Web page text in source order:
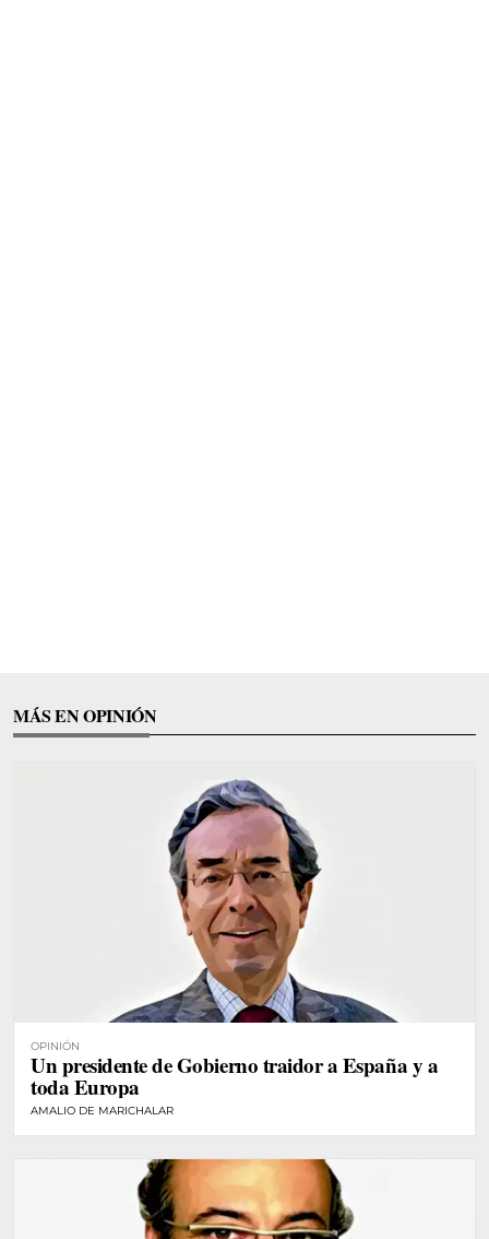
MÁS EN OPINIÓN
OPINIÓN
Un presidente de Gobierno traidor a España y a
toda Europa
AMALIO DE MARICHALAR